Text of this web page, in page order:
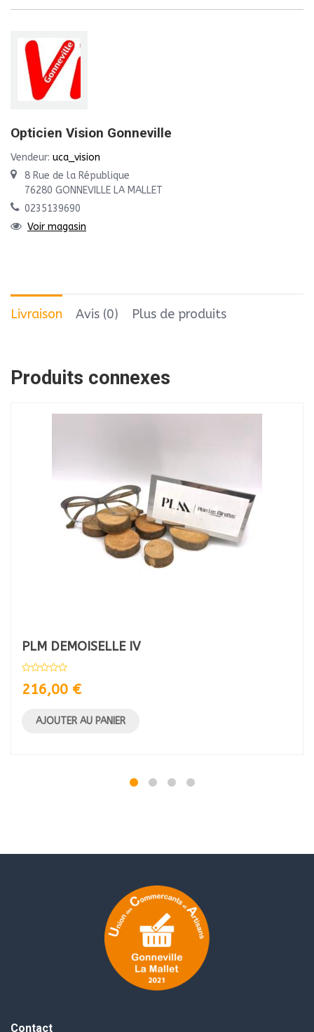
Opticien Vision Gonneville
Vendeur: uca_vision
8 Rue de la République
76280 GONNEVILLE LA MALLET
0235139690
Voir magasin
Livraison Avis (0) Plus de produits
Produits connexes
PLM DEMOISELLE IV
216,00 €
AJOUTER AU PANIER
Contact